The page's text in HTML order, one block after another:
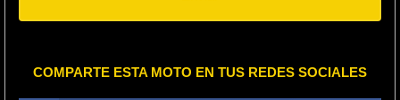
COMPARTE ESTA MOTO EN TUS REDES SOCIALES